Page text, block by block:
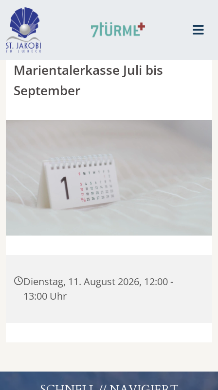
Marientalerkasse Juli bis
September
Dienstag, 11. August 2026, 12:00 -
13:00 Uhr